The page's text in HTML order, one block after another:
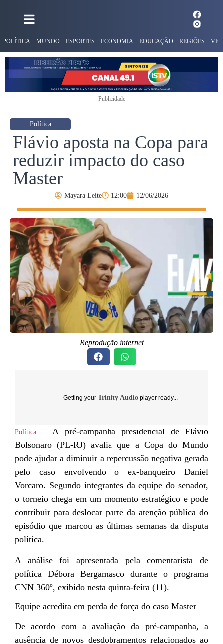
POLÍTICA MUNDO ESPORTES ECONOMIA EDUCAÇÃO REGIÕES
Publicidade
Política
Flávio aposta na Copa para
reduzir impacto do caso
Master
Mayara Leite 12:00 12/06/2026
Reprodução internet
Getting your Trinity Audio player ready...
Política
– A pré-campanha presidencial de Flávio
Bolsonaro (PL-RJ) avalia que a Copa do Mundo
pode ajudar a diminuir a repercussão negativa gerada
pelo caso envolvendo o ex-banqueiro Daniel
Vorcaro. Segundo integrantes da equipe do senador,
o torneio chega em um momento estratégico e pode
contribuir para deslocar parte da atenção pública do
episódio que marcou as últimas semanas da disputa
política.
A análise foi apresentada pela comentarista de
política Débora Bergamasco durante o programa
CNN 360º, exibido nesta quinta-feira (11).
Equipe acredita em perda de força do caso Master
De acordo com a avaliação da pré-campanha, a
ausência de novos desdobramentos relacionados ao